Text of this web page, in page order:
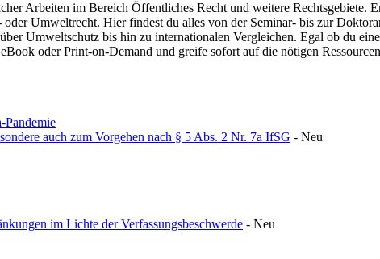
Arbeiten im Bereich Öffentliches Recht und weitere Rechtsgebiete.
Umweltrecht. Hier findest du alles von der Seminar- bis zur
Umweltschutz bis hin zu internationalen Vergleichen. Egal ob du
oder Print-on-Demand und greife sofort auf die nötigen
Pandemie
auch zum Vorgehen nach § 5 Abs. 2 Nr. 7a IfSG - Neu
im Lichte der Verfassungsbeschwerde - Neu